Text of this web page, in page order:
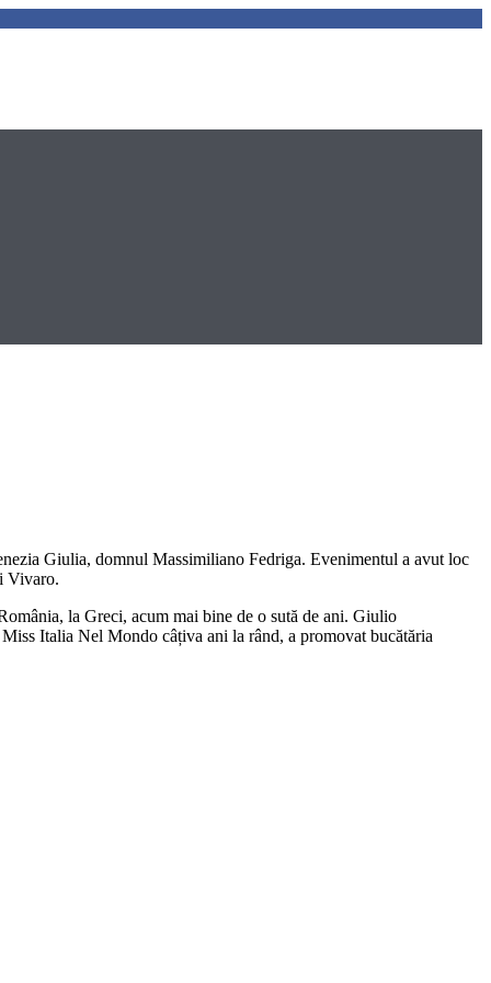
Giulia, domnul Massimiliano Fedriga. Evenimentul a avut loc
Vivaro.
la Greci, acum mai bine de o sută de ani. Giulio
Italia Nel Mondo câțiva ani la rând, a promovat bucătăria